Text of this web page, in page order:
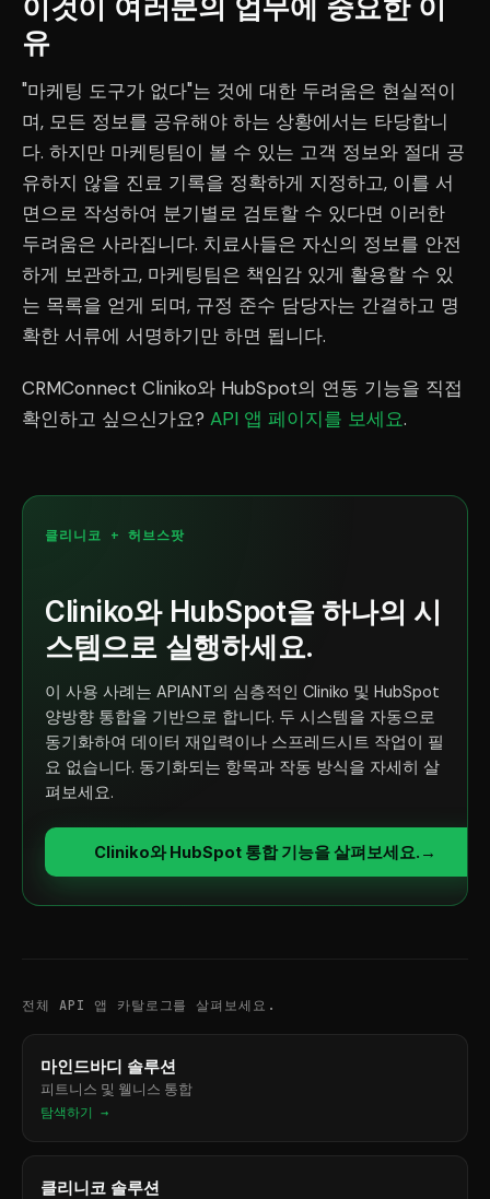
이것이 여러분의 업무에 중요한 이
유
"마케팅 도구가 없다"는 것에 대한 두려움은 현실적이
며, 모든 정보를 공유해야 하는 상황에서는 타당합니
다. 하지만 마케팅팀이 볼 수 있는 고객 정보와 절대 공
유하지 않을 진료 기록을 정확하게 지정하고, 이를 서
면으로 작성하여 분기별로 검토할 수 있다면 이러한
두려움은 사라집니다. 치료사들은 자신의 정보를 안전
하게 보관하고, 마케팅팀은 책임감 있게 활용할 수 있
는 목록을 얻게 되며, 규정 준수 담당자는 간결하고 명
확한 서류에 서명하기만 하면 됩니다.
CRMConnect Cliniko와 HubSpot의 연동 기능을 직접
확인하고 싶으신가요? API 앱 페이지를 보세요.
클리니코 + 허브스팟
Cliniko와 HubSpot을 하나의 시
스템으로 실행하세요.
이 사용 사례는 APIANT의 심층적인 Cliniko 및 HubSpot
양방향 통합을 기반으로 합니다. 두 시스템을 자동으로
동기화하여 데이터 재입력이나 스프레드시트 작업이 필
요 없습니다. 동기화되는 항목과 작동 방식을 자세히 살
펴보세요.
Cliniko와 HubSpot 통합 기능을 살펴보세요. →
전체 API 앱 카탈로그를 살펴보세요.
마인드바디 솔루션
피트니스 및 웰니스 통합
탐색하기 →
클리니코 솔루션